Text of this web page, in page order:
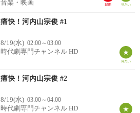
音楽・映画
痛快！河内山宗俊 #1
8/19(水) 02:00～03:00
時代劇専門チャンネル HD
痛快！河内山宗俊 #2
8/19(水) 03:00～04:00
時代劇専門チャンネル HD